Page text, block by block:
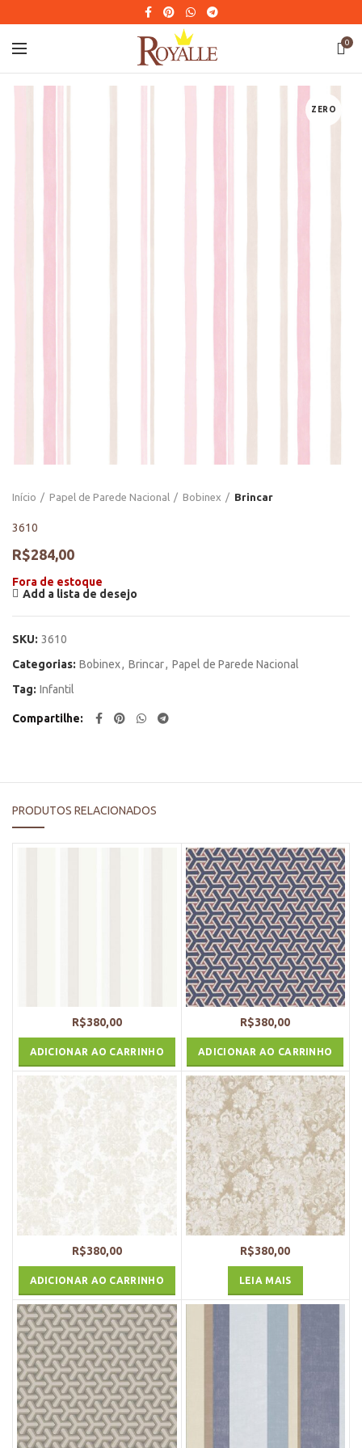
0
ZERO
Início Papel de Parede Nacional Bobinex Brincar
3610
R$284,00
Fora de estoque
Add a lista de desejo
SKU: 3610
Categorias: Bobinex, Brincar, Papel de Parede Nacional
Tag: Infantil
Compartilhe
PRODUTOS RELACIONADOS
R$380,00
ADICIONAR AO CARRINHO
R$380,00
ADICIONAR AO CARRINHO
R$380,00
ADICIONAR AO CARRINHO
R$380,00
LEIA MAIS